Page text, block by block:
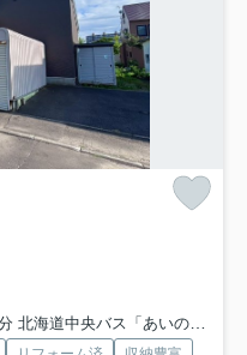
ス「あいの里３条７丁目」 停歩3分